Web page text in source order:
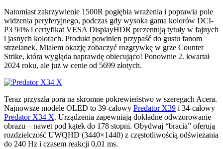
Natomiast zakrzywienie 1500R pogłębia wrażenia i poprawia pole
widzenia peryferyjnego, podczas gdy wysoka gama kolorów DCI-
P3 94% i certyfikat VESA DisplayHDR prezentują tytuły w fajnych
i jasnych kolorach. Produkt powinien przypaść do gustu fanom
strzelanek. Miałem okazję zobaczyć rozgrywkę w grze Counter
Strike, która wygląda naprawdę obiecująco! Ponownie 2. kwartał
2024 roku, ale już w cenie od 5699 złotych.
Teraz przyszła pora na skromne pokrewieństwo w szeregach Acera.
Najnowsze modele OLED to 39-calowy Predator X39 i 34-calowy
Predator X34 X. Urządzenia zapewniają dokładne odwzorowanie
obrazu – nawet pod kątek do 178 stopni. Obydwaj “bracia” oferują
rozdzielczość UWQHD (3440×1440) z częstotliwością odświeżania
do 240 Hz i czasem reakcji 0,01 ms.